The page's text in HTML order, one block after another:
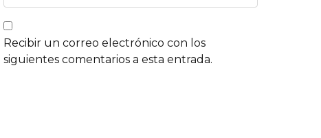
Recibir un correo electrónico con los
siguientes comentarios a esta entrada.